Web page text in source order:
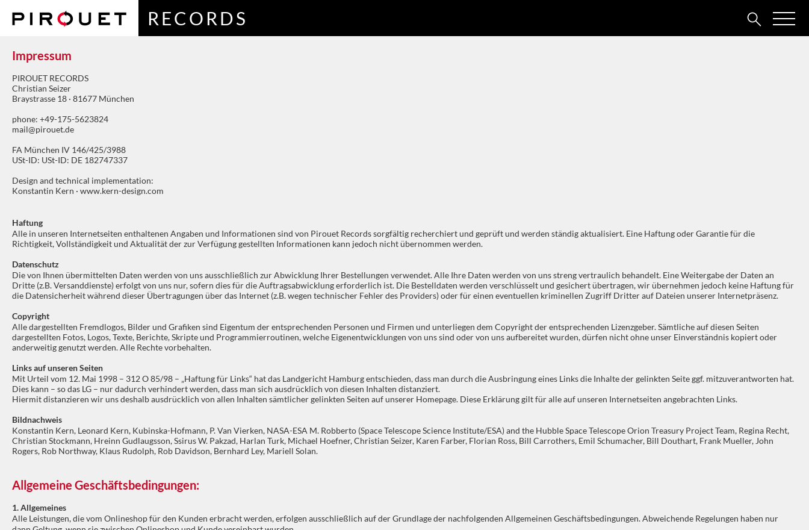
Impressum
PIROUET RECORDS
Christian Seizer
Braystrasse 18 · 81677 München
phone: +49-175-5623824
mail@pirouet.de
FA München IV 146/425/3988
USt-ID: USt-ID: DE 182747337
Design and technical implementation:
Konstantin Kern · www.kern-design.com
Haftung
Alle in unseren Internetseiten enthaltenen Angaben und Informationen sind von Pirouet Records sorgfältig recherchiert und geprüft und werden ständig aktualisiert. Eine Haftung oder Garantie für die
Richtigkeit, Vollständigkeit und Aktualität der zur Verfügung gestellten Informationen kann jedoch nicht übernommen werden.
Datenschutz
Die von Ihnen übermittelten Daten werden von uns ausschließlich zur Abwicklung Ihrer Bestellungen verwendet. Alle Ihre Daten werden von uns streng vertraulich behandelt. Eine Weitergabe der Daten an
Dritte (z.B. Versanddienste) erfolgt von uns nur, sofern dies für die Auftragsabwicklung erforderlich ist. Die Bestelldaten werden verschlüsselt und gesichert übertragen, wir übernehmen jedoch keine Haftung für
die Datensicherheit während dieser Übertragungen über das Internet (z.B. wegen technischer Fehler des Providers) oder für einen eventuellen kriminellen Zugriff Dritter auf Dateien unserer Internetpräsenz.
Copyright
Alle dargestellten Fremdlogos, Bilder und Grafiken sind Eigentum der entsprechenden Personen und Firmen und unterliegen dem Copyright der entsprechenden Lizenzgeber. Sämtliche auf diesen Seiten
dargestellten Fotos, Logos, Texte, Berichte, Skripte und Programmierroutinen, welche Eigenentwicklungen von uns sind oder von uns aufbereitet wurden, dürfen nicht ohne unser Einverständnis kopiert oder
anderweitig genutzt werden. Alle Rechte vorbehalten.
Links auf unseren Seiten
Mit Urteil vom 12. Mai 1998 – 312 O 85/98 – „Haftung für Links“ hat das Landgericht Hamburg entschieden, dass man durch die Ausbringung eines Links die Inhalte der gelinkten Seite ggf. mitzuverantworten hat.
Dies kann – so das LG – nur dadurch verhindert werden, dass man sich ausdrücklich von diesen Inhalten distanziert.
Hiermit distanzieren wir uns deshalb ausdrücklich von allen Inhalten sämtlicher gelinkten Seiten auf unserer Homepage. Diese Erklärung gilt für alle auf unseren Internetseiten angebrachten Links.
Bildnachweis
Konstantin Kern, Leonard Kern, Kubinska-Hofmann, P. Van Vierken, NASA-ESA M. Robberto (Space Telescope Science Institute/ESA) and the Hubble Space Telescope Orion Treasury Project Team, Regina Recht,
Christian Stockmann, Hreinn Gudlaugsson, Ssirus W. Pakzad, Harlan Turk, Michael Hoefner, Christian Seizer, Karen Farber, Florian Ross, Bill Carrothers, Emil Schumacher, Bill Douthart, Frank Mueller, John
Rogers, Rob Northway, Klaus Rudolph, Rob Davidson, Bernhard Ley, Mariell Solan.
Allgemeine Geschäftsbedingungen:
1. Allgemeines
Alle Leistungen, die vom Onlineshop für den Kunden erbracht werden, erfolgen ausschließlich auf der Grundlage der nachfolgenden Allgemeinen Geschäftsbedingungen. Abweichende Regelungen haben nur
RECORDS